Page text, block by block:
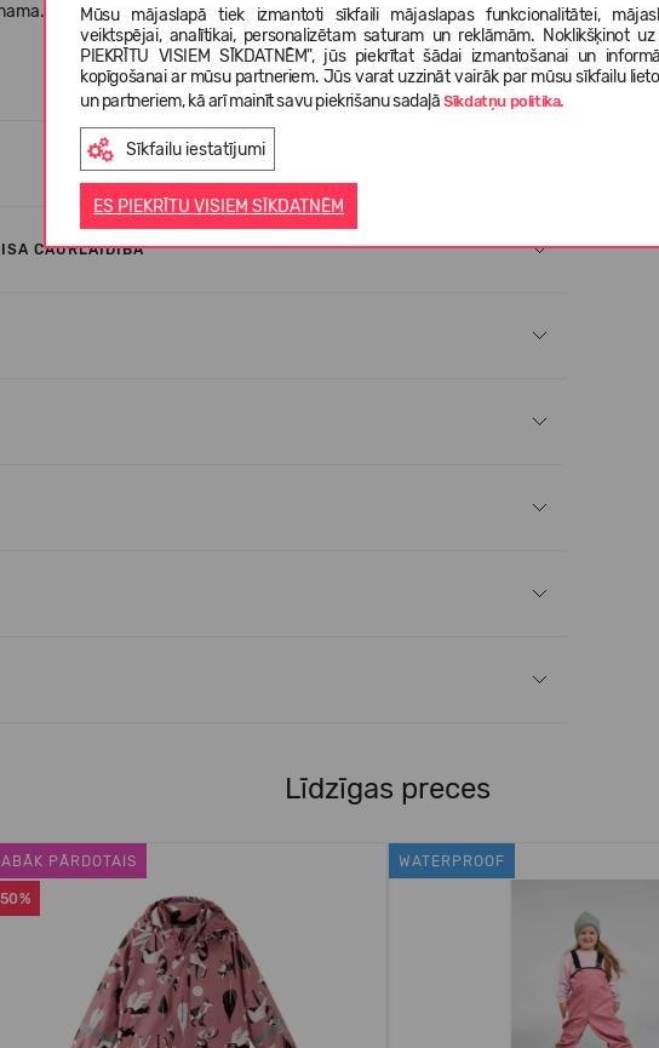
Mūsu mājaslapā tiek izmantoti sīkfaili mājaslapas funkcionalitātei,
veiktspējai, analītikai, personalizētam saturam un reklāmām. Noklikšķinot
PIEKRĪTU VISIEM SĪKDATNĒM", jūs piekrītat šādai izmantošanai un
kopīgošanai ar mūsu partneriem. Jūs varat uzzināt vairāk par mūsu sīkfailu
un partneriem, kā arī mainīt savu piekrišanu sadaļāSīkdatņu politika.
Sīkfailu iestatījumi
ES PIEKRĪTU VISIEM SĪKDATNĒM
CAURLAIDĪBA
Līdzīgas preces
PĀRDOTAIS WATERPROOF